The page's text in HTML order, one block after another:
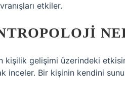
etkiler.
kişilik gelişimi üzerindeki
inceler. Bir kişinin kendini